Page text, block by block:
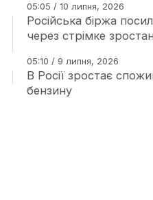
05:05 / 10 липня, 2026
Російська біржа
через стрімке
05:10 / 9 липня, 2026
В Росії зростає
бензину